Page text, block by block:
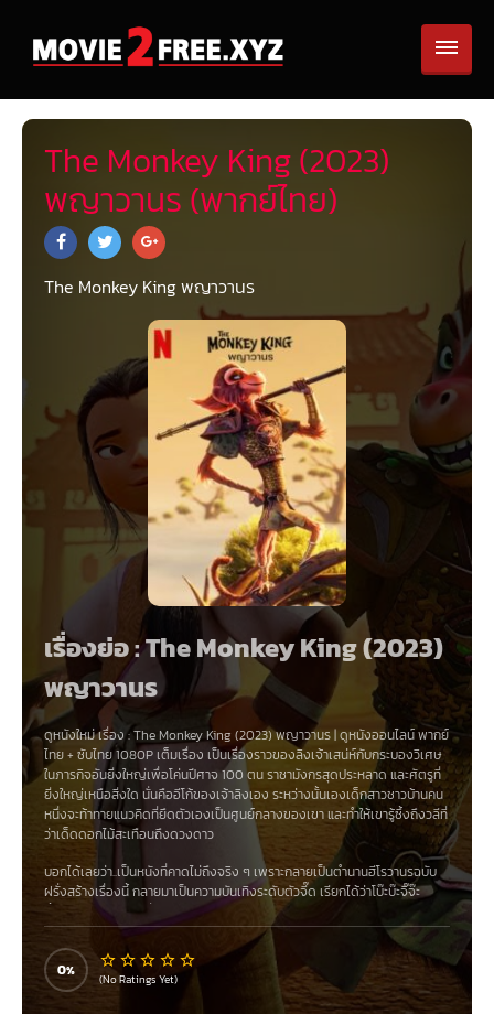
The Monkey King (2023)
พญาวานร (พากย์ไทย)
The Monkey King พญาวานร
เรื่องย่อ : The Monkey King (2023)
พญาวานร
ดูหนังใหม่ เรื่อง:The Monkey King (2023) พญาวานร|ดูหนังออนไลน์พากย์
ไทย+ ซับไทย1080P เต็มเรื่อง เป็นเรื่องราวของลิงเจ้าเสน่ห์กับกระบองวิเศษ
ในภารกิจอันยิ่งใหญ่เพื่อโค่นปีศาจ 100 ตน ราชามังกรสุดประหลาด และศัตรูที่
ยิ่งใหญ่เหนือสิ่งใด นั่นคืออีโก้ของเจ้าลิงเอง ระหว่างนั้นเองเด็กสาวชาวบ้านคน
หนึ่งจะท้าทายแนวคิดที่ยึดตัวเองเป็นศูนย์กลางของเขา และทำให้เขารู้ซึ้งถึงวลีที่
ว่าเด็ดดอกไม้สะเทือนถึงดวงดาว
บอกได้เลยว่า..เป็นหนังที่คาดไม่ถึงจริง ๆ เพราะกลายเป็นตำนานฮีโรวานรฉบับ
ฝรั่งสร้างเรื่องนี้ กลายมาเป็นความบันเทิงระดับตัวจี๊ด เรียกได้ว่าโบ๊ะบ๊ะจิ๊จ๊ะ
ตั้งแต่เปิดฉากของเรื่องมาเลยทีเดียว และเราก็ขอแนะนำให้ผู้ชมลองเปิดดู
เวอร์ชั่นพากย์ไทย เพราะเขาทำเอาไว้ดีไม่แบบต้นฉบับ งานพากย์ไทยลงตัวและ
ยังมีการทำแปลงเพลงเป็นภาษาไทยได้สุดจึ้งด้วย ถือว่างานดีไม่น้อยเลย
0 (No Ratings Yet)